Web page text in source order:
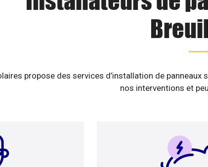
propose des services d’installation de
nos interventions et